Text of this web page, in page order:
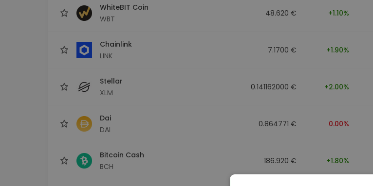
WhiteBIT Coin
WBT
48.620 € +1.10%
Chainlink
LINK
7.1700 € +1.90%
Stellar
XLM
0.141162000 € +2.00%
Dai
DAI
0.864771 € 0.00%
Bitcoin Cash
BCH
186.920 € +1.80%